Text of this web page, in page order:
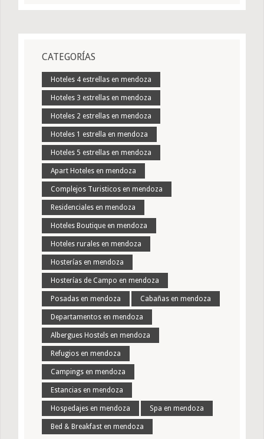
CATEGORÍAS
Hoteles 4 estrellas en mendoza
Hoteles 3 estrellas en mendoza
Hoteles 2 estrellas en mendoza
Hoteles 1 estrella en mendoza
Hoteles 5 estrellas en mendoza
Apart Hoteles en mendoza
Complejos Turisticos en mendoza
Residenciales en mendoza
Hoteles Boutique en mendoza
Hoteles rurales en mendoza
Hosterías en mendoza
Hosterías de Campo en mendoza
Posadas en mendoza Cabañas en mendoza
Departamentos en mendoza
Albergues Hostels en mendoza
Refugios en mendoza
Campings en mendoza
Estancias en mendoza
Hospedajes en mendoza Spa en mendoza
Bed & Breakfast en mendoza